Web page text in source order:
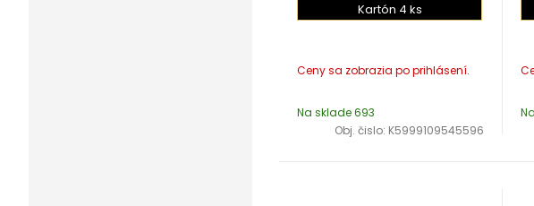
Kartón 4 ks
Na sklade 693
Obj. čislo: K5999109545596